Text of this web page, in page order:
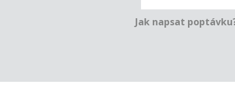
Jak napsat